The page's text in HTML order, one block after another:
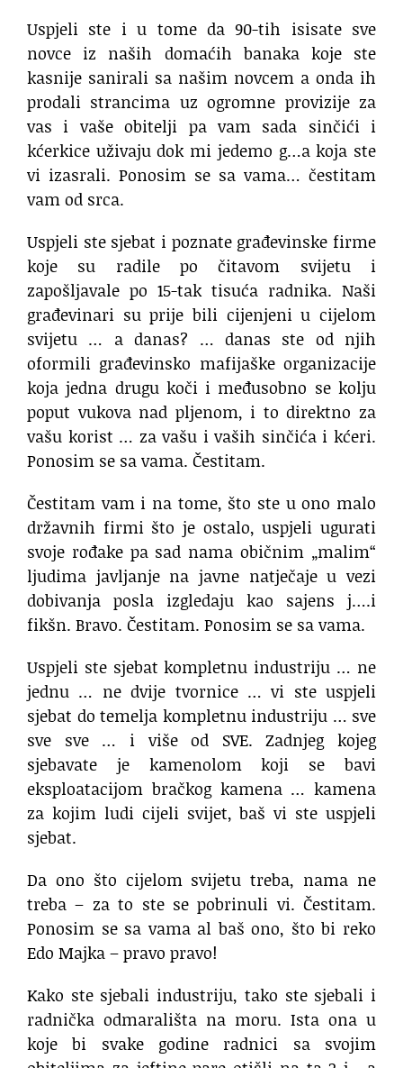
Uspjeli ste i u tome da 90-tih isisate sve
novce iz naših domaćih banaka koje ste
kasnije sanirali sa našim novcem a onda ih
prodali strancima uz ogromne provizije za
vas i vaše obitelji pa vam sada sinčići i
kćerkice uživaju dok mi jedemo g…a koja ste
vi izasrali. Ponosim se sa vama… čestitam
vam od srca.
Uspjeli ste sjebat i poznate građevinske firme
koje su radile po čitavom svijetu i
zapošljavale po 15-tak tisuća radnika. Naši
građevinari su prije bili cijenjeni u cijelom
svijetu … a danas? … danas ste od njih
oformili građevinsko mafijaške organizacije
koja jedna drugu koči i međusobno se kolju
poput vukova nad pljenom, i to direktno za
vašu korist … za vašu i vaših sinčića i kćeri.
Ponosim se sa vama. Čestitam.
Čestitam vam i na tome, što ste u ono malo
državnih firmi što je ostalo, uspjeli ugurati
svoje rođake pa sad nama običnim „malim“
ljudima javljanje na javne natječaje u vezi
dobivanja posla izgledaju kao sajens j….i
fikšn. Bravo. Čestitam. Ponosim se sa vama.
Uspjeli ste sjebat kompletnu industriju … ne
jednu … ne dvije tvornice … vi ste uspjeli
sjebat do temelja kompletnu industriju … sve
sve sve … i više od SVE. Zadnjeg kojeg
sjebavate je kamenolom koji se bavi
eksploatacijom bračkog kamena … kamena
za kojim ludi cijeli svijet, baš vi ste uspjeli
sjebat.
Da ono što cijelom svijetu treba, nama ne
treba – za to ste se pobrinuli vi. Čestitam.
Ponosim se sa vama al baš ono, što bi reko
Edo Majka – pravo pravo!
Kako ste sjebali industriju, tako ste sjebali i
radnička odmarališta na moru. Ista ona u
koje bi svake godine radnici sa svojim